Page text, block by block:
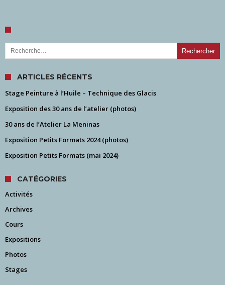
Rechercher :
ARTICLES RÉCENTS
Stage Peinture à l’Huile – Technique des Glacis
Exposition des 30 ans de l’atelier (photos)
30 ans de l’Atelier La Meninas
Exposition Petits Formats 2024 (photos)
Exposition Petits Formats (mai 2024)
CATÉGORIES
Activités
Archives
Cours
Expositions
Photos
Stages